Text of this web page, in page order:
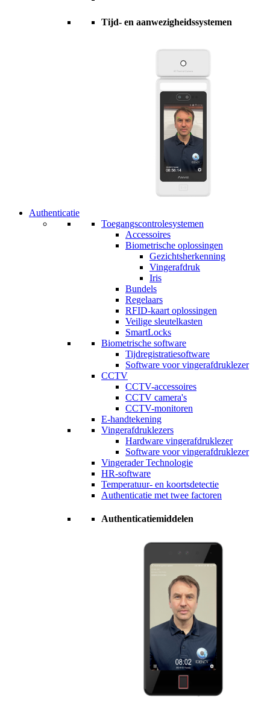
Tijd- en aanwezigheidssystemen
Authenticatie
Toegangscontrolesystemen
Accessoires
Biometrische oplossingen
Gezichtsherkenning
Vingerafdruk
Iris
Bundels
Regelaars
RFID-kaart oplossingen
Veilige sleutelkasten
SmartLocks
Biometrische software
Tijdregistratiesoftware
Software voor vingerafdruklezer
CCTV
CCTV-accessoires
CCTV camera's
CCTV-monitoren
E-handtekening
Vingerafdruklezers
Hardware vingerafdruklezer
Software voor vingerafdruklezer
Vingerader Technologie
HR-software
Temperatuur- en koortsdetectie
Authenticatie met twee factoren
Authenticatiemiddelen